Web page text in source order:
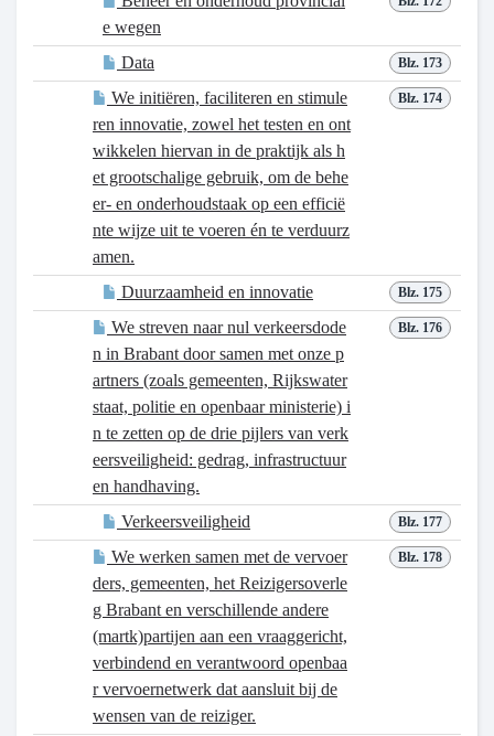
e wegen
Blz. 173
Data
Blz. 174
We initiëren, faciliteren en stimule
ren innovatie, zowel het testen en ont
wikkelen hiervan in de praktijk als h
et grootschalige gebruik, om de behe
er- en onderhoudstaak op een efficië
nte wijze uit te voeren én te verduurz
amen.
Blz. 175
Duurzaamheid en innovatie
Blz. 176
We streven naar nul verkeersdode
n in Brabant door samen met onze p
artners (zoals gemeenten, Rijkswater
staat, politie en openbaar ministerie) i
n te zetten op de drie pijlers van verk
eersveiligheid: gedrag, infrastructuur
en handhaving.
Blz. 177
Verkeersveiligheid
Blz. 178
We werken samen met de vervoer
ders, gemeenten, het Reizigersoverle
g Brabant en verschillende andere
(martk)partijen aan een vraaggericht,
verbindend en verantwoord openbaa
r vervoernetwerk dat aansluit bij de
wensen van de reiziger.